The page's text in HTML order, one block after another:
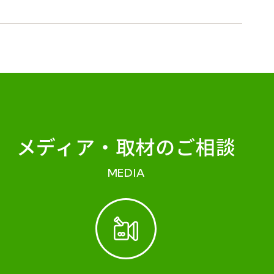
メディア・ 取材のご相談
MEDIA